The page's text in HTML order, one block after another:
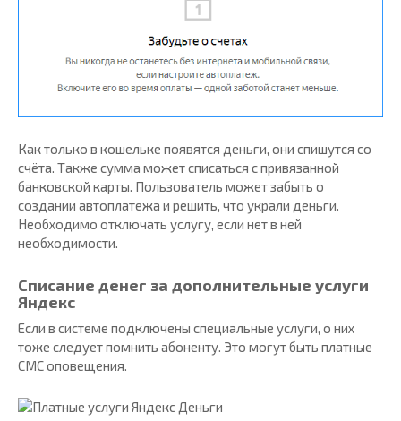
Как только в кошельке появятся деньги, они спишутся со
счёта. Также сумма может списаться с привязанной
банковской карты. Пользователь может забыть о
создании автоплатежа и решить, что украли деньги.
Необходимо отключать услугу, если нет в ней
необходимости.
Списание денег за дополнительные услуги
Яндекс
Если в системе подключены специальные услуги, о них
тоже следует помнить абоненту. Это могут быть платные
СМС оповещения.